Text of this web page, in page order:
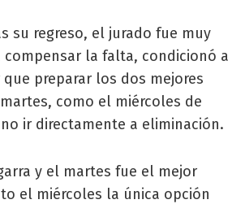
su regreso, el jurado fue muy
compensar la falta, condicionó a
preparar los dos mejores
como el miércoles de
ir directamente a eliminación.
y el martes fue el mejor
el miércoles la única opción